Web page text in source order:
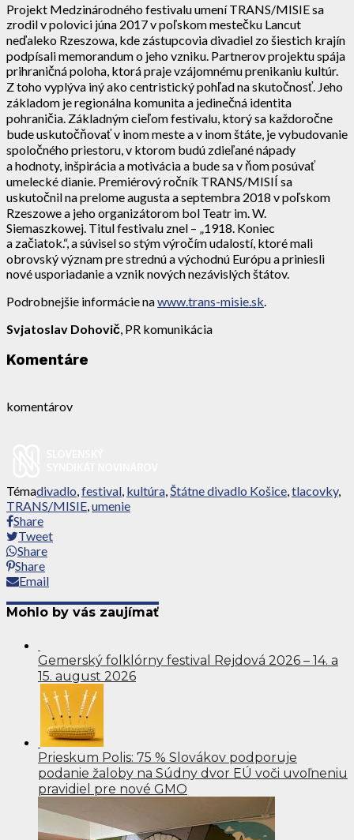
Projekt Medzinárodného festivalu umení TRANS/MISIE sa
zrodil v polovici júna 2017 v poľskom mestečku Lancut
neďaleko Rzeszowa, kde zástupcovia divadiel zo šiestich krajín
podpísali memorandum o jeho vzniku. Partnerov projektu spája
prihraničná poloha, ktorá praje vzájomnému prenikaniu kultúr.
Z toho vyplýva iný ako centristický pohľad na skutočnosť. Jeho
základom je regionálna komunita a jedinečná identita
pohraničia. Základným cieľom festivalu, ktorý sa každoročne
bude uskutočňovať v inom meste a v inom štáte, je vybudovanie
spoločného priestoru, v ktorom budú zdieľané nápady
a hodnoty, inšpirácia a motivácia a bude sa v ňom posúvať
umelecké dianie. Premiérový ročník TRANS/MISIÍ sa
uskutočnil na prelome augusta a septembra 2018 v poľskom
Rzeszowe a jeho organizátorom bol Teatr im. W.
Siemaszkowej. Titul festivalu znel – „1918. Koniec
a začiatok.“, a súvisel so stým výročím udalostí, ktoré mali
obrovský význam pre strednú a východnú Európu a priniesli
nové usporiadanie a vznik nových nezávislých štátov.
Podrobnejšie informácie nawww.trans-misie.sk
Svjatoslav Dohovič , PR komunikácia
Komentáre
komentárov
Témadivadlo,festival, kultúra,Štátne divadlo Košice,tlacovky,
TRANS/MISIE,umenie
Share
Tweet
Share
Share
Email
Mohlo by vás zaujímať
Gemerský folklórny festival Rejdová 2026 – 14. a
15. august 2026
Prieskum Polis: 75 % Slovákov podporuje
podanie žaloby na Súdny dvor EÚ voči uvoľneniu
pravidiel pre nové GMO